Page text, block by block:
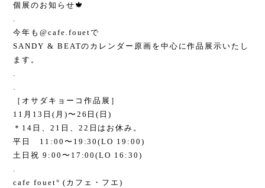
個展のお知らせ🍁
.
今年も@cafe.fouetで
SANDY & BEATのカレンダー原画を中心に作品展示いたし
ます。
.
.
［オサダキョーコ作品展］
11月13日(月)〜26日(日)
＊14日、21日、22日はお休み。
平日 11:00〜19:30(LO 19:00)
土日祝 9:00〜17:00(LO 16:30)
.
cafe fouet° (カフェ・フエ)